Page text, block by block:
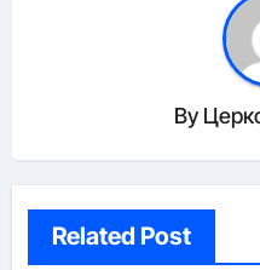
By
Related Post